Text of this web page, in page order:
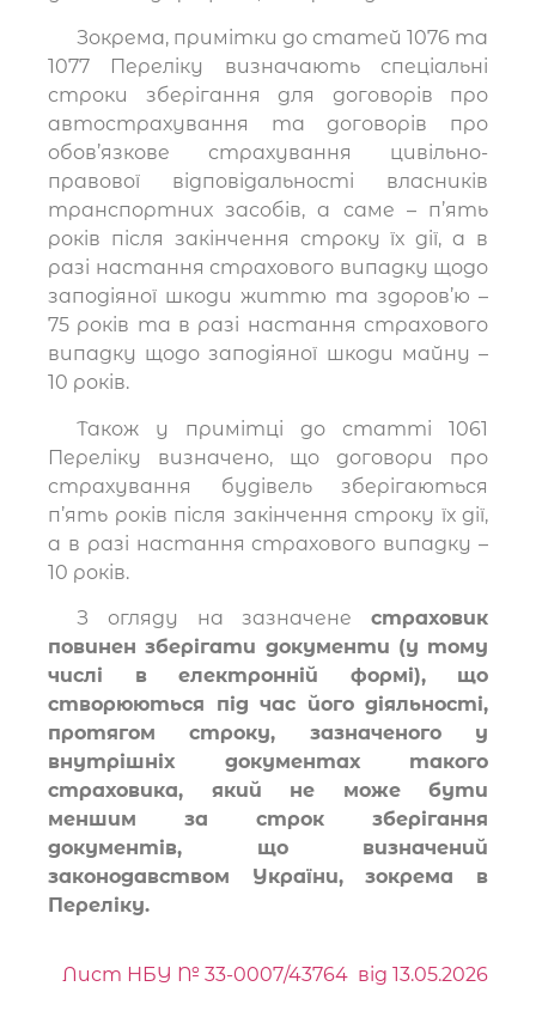
Зокрема, примітки до статей 1076 та
1077 Переліку визначають спеціальні
строки зберігання для договорів про
автострахування та договорів про
обов’язкове страхування цивільно-
правової відповідальності власників
транспортних засобів, а саме – п’ять
років після закінчення строку їх дії, а в
разі настання страхового випадку щодо
заподіяної шкоди життю та здоров’ю –
75 років та в разі настання страхового
випадку щодо заподіяної шкоди майну –
10 років.
Також у примітці до статті 1061
Переліку визначено, що договори про
страхування будівель зберігаються
п’ять років після закінчення строку їх дії,
а в разі настання страхового випадку –
10 років.
З огляду на зазначене страховик
повинен зберігати документи (у тому
числі в електронній формі), що
створюються під час його діяльності,
протягом строку, зазначеного у
внутрішніх документах такого
страховика, який не може бути
меншим за строк зберігання
документів, що визначений
законодавством України, зокрема в
Переліку.
Лист НБУ № 33-0007/43764 від 13.05.2026